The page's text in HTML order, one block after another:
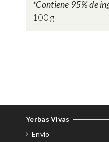
*Contiene 95% de
100 g
Yerbas Vivas
Envío